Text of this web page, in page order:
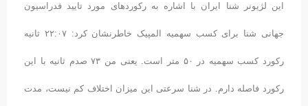
این لژیونر شنا ایران با اشاره به رکوردهای مورد تایید فدراسیون
جهانی شنا برای کسب سهمیه المپیک خاطرنشان کرد: ۲۲:۰۷ ثانیه
رکورد کسب سهمیه در ۵۰ متر است. یعنی من ۷۳ صدم ثانیه با این
رکورد فاصله دارم. در شنا سرعتی این میزان اختلاف کم نیست، مدت